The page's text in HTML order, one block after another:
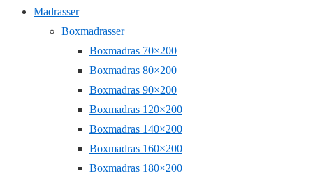
Madrasser
Boxmadrasser
Boxmadras 70×200
Boxmadras 80×200
Boxmadras 90×200
Boxmadras 120×200
Boxmadras 140×200
Boxmadras 160×200
Boxmadras 180×200